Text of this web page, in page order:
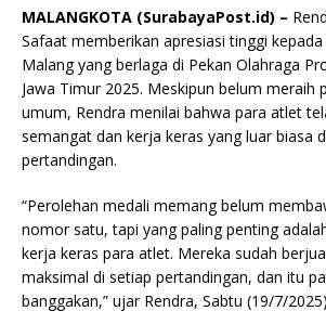
MALANGKOTA (SurabayaPost.id) –
Safaat memberikan apresiasi tinggi
Malang yang berlaga di Pekan Olahraga
Jawa Timur 2025. Meskipun belum meraih
umum, Rendra menilai bahwa para atlet
semangat dan kerja keras yang luar biasa
pertandingan.
“Perolehan medali memang belum
nomor satu, tapi yang paling penting
kerja keras para atlet. Mereka sudah
maksimal di setiap pertandingan, dan itu
banggakan,” ujar Rendra, Sabtu (19/7/